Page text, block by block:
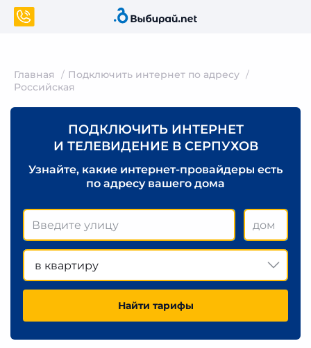
Главная
Подключить интернет по адресу
Российская
ПОДКЛЮЧИТЬ ИНТЕРНЕТ
И ТЕЛЕВИДЕНИЕ В СЕРПУХОВ
Узнайте, какие интернет-провайдеры есть
по адресу вашего дома
в квартиру
Найти тарифы